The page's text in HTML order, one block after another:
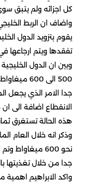
كل اجزائه ولم يتبق
واضاف ان الربط
يقوم بتزويد الدول
تفقدها ويتم ارجاعها
وبين ان الدول
500 الى
جدا الامر الذي يجعل
الانقطاع اضافة الى ان
هذه الحالة تستغرق
وذكر انه خلال العام
نحو 600
جدا من خلال تغذيتها
واكد الابراهيم اهمية